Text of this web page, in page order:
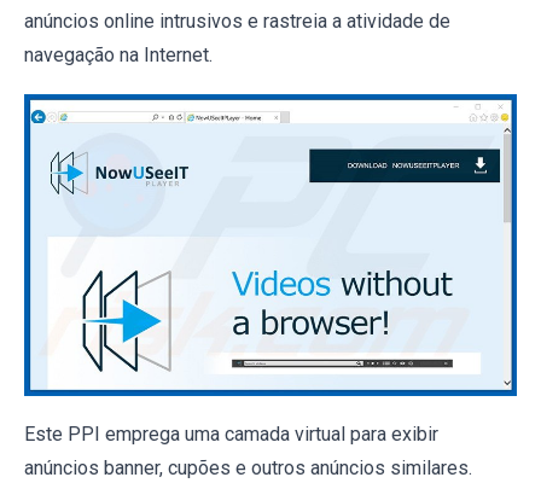
anúncios online intrusivos e rastreia a atividade de
navegação na Internet.
Este PPI emprega uma camada virtual para exibir
anúncios banner, cupões e outros anúncios similares.